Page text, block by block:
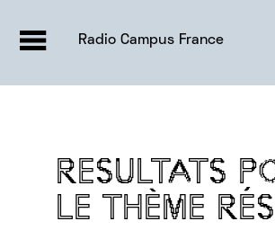
ACTUALITÉS
EMISSIONS |
PODCASTS
Radio Campus France
RESULTATS
LE THÈME